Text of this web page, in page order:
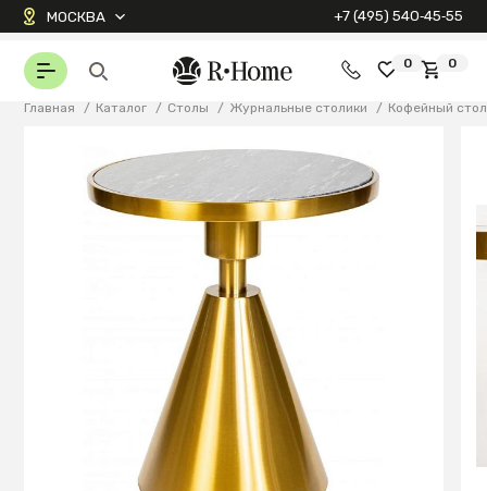
МОСКВА +7 (495) 540‑45‑55
0 0
Главная / Каталог / Столы / Журнальные столики / Кофейный